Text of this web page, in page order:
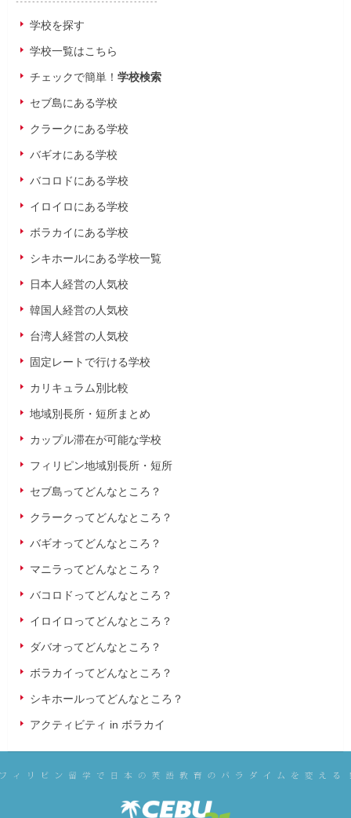
学校を探す
学校一覧はこちら
チェックで簡単！ 学校検索
セブ島にある学校
クラークにある学校
バギオにある学校
バコロドにある学校
イロイロにある学校
ボラカイにある学校
シキホールにある学校一覧
日本人経営の人気校
韓国人経営の人気校
台湾人経営の人気校
固定レートで行ける学校
カリキュラム別比較
地域別長所・短所まとめ
カップル滞在が可能な学校
フィリピン地域別長所・短所
セブ島ってどんなところ？
クラークってどんなところ？
バギオってどんなところ？
マニラってどんなところ？
バコロドってどんなところ？
イロイロってどんなところ？
ダバオってどんなところ？
ボラカイってどんなところ？
シキホールってどんなところ？
アクティビティ in ボラカイ